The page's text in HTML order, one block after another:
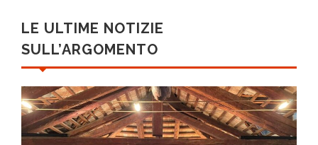
LE ULTIME NOTIZIE
SULL’ARGOMENTO